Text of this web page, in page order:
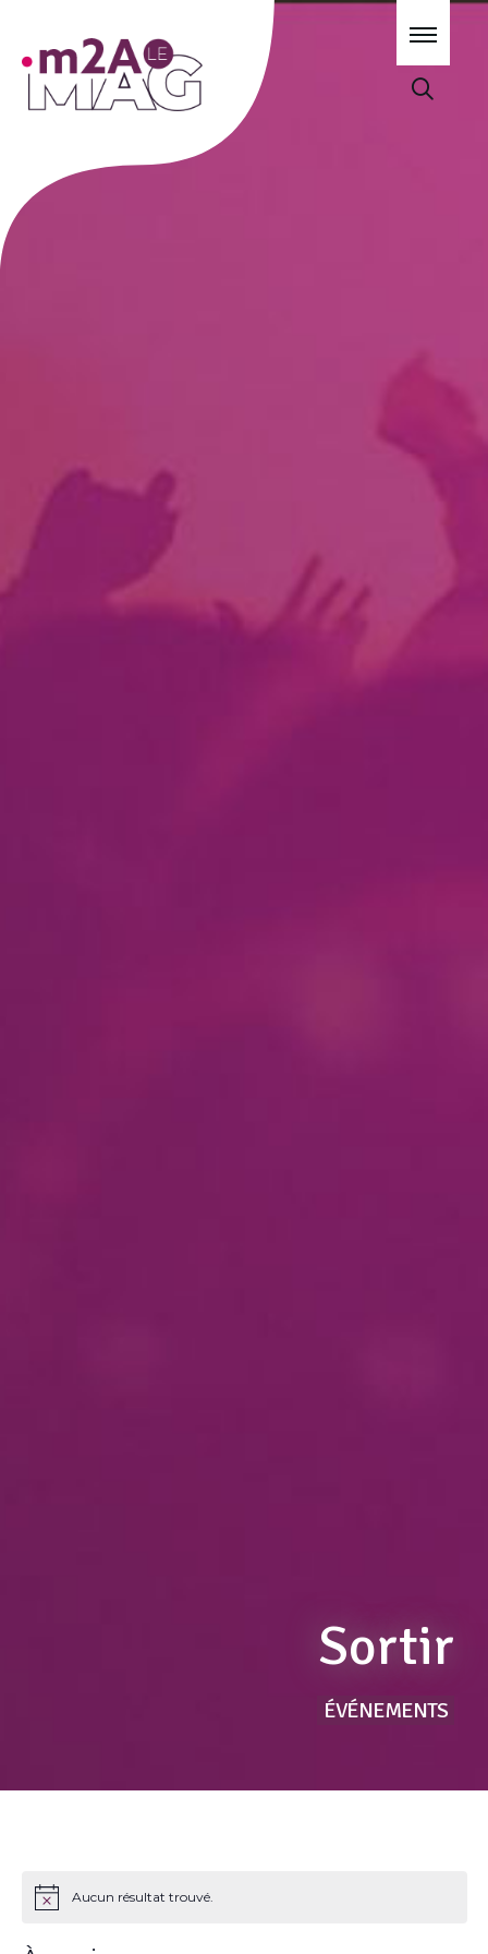
Sortir
ÉVÉNEMENTS
Aucun résultat trouvé.